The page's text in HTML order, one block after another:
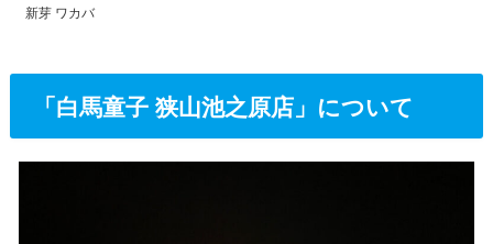
新芽 ワカバ
「白馬童子 狭山池之原店」について